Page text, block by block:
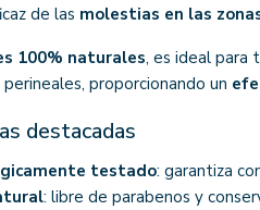
de las molestias en las
100% naturales, es ideal para
proporcionando un
destacadas
testado: garantiza
: libre de parabenos y